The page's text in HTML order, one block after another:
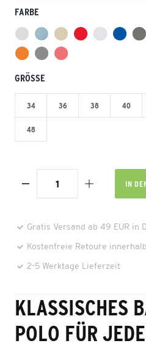
FARBE
GRÖSSE
34 36 38 40
48
IN
Gratis Versand ab 49 EUR in
Kostenfreie Retoure
2-5 Werktage Lieferzeit
KLASSISCHES
POLO FÜR JEDE